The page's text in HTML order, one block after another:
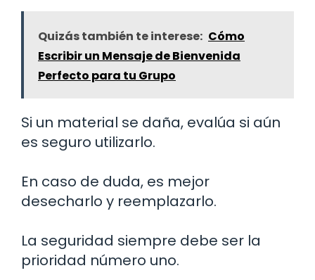
Quizás también te interese: Cómo
Escribir un Mensaje de Bienvenida
Perfecto para tu Grupo
Si un material se daña, evalúa si aún
es seguro utilizarlo.
En caso de duda, es mejor
desecharlo y reemplazarlo.
La seguridad siempre debe ser la
prioridad número uno.